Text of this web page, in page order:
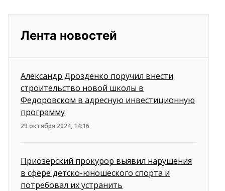
Лента новостей
Александр Дрозденко поручил внести
строительство новой школы в
Федоровском в адресную инвестиционную
программу
29 октября 2024, 14:16
Приозерский прокурор выявил нарушения
в сфере детско-юношеского спорта и
потребовал их устранить